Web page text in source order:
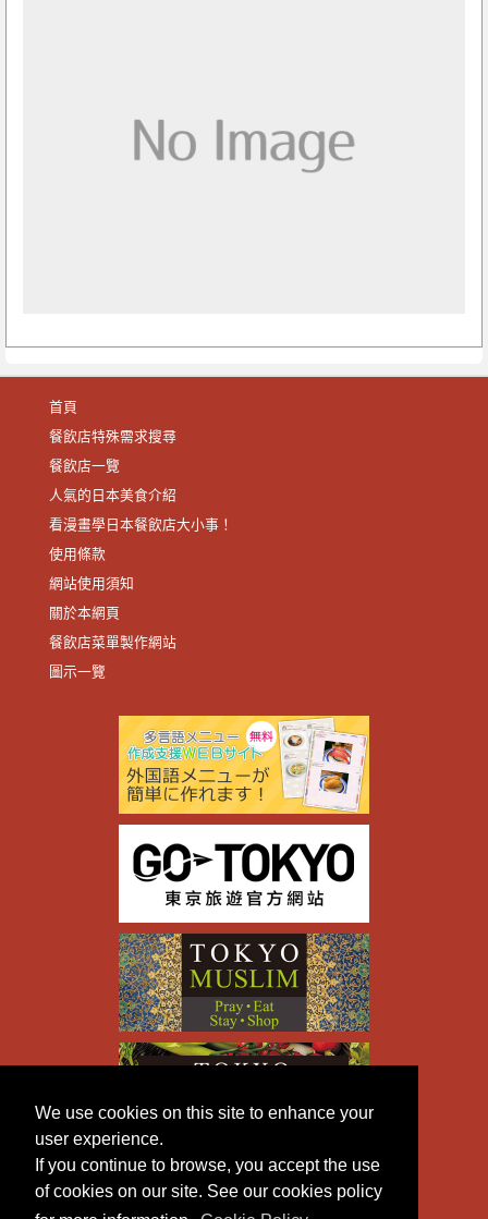
We use cookies on this site to enhance your
user experience.
If you continue to browse, you accept the use
of cookies on our site. See our cookies policy
首頁
餐飲店特殊需求搜尋
餐飲店一覽
人氣的日本美食介紹
看漫畫學日本餐飲店大小事！
使用條款
網站使用須知
關於本網頁
餐飲店菜單製作網站
圖示一覽